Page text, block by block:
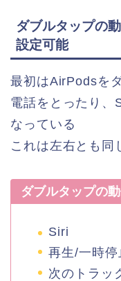
ダブルタップの
設定可能
最初はAirPodsを
電話をとったり、
なっている
これは左右とも同
ダブルタップの
Siri
再生/一時停
次のトラッ